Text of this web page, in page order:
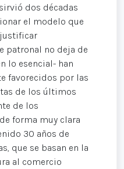
dos décadas
el modelo que
patronal no deja de
lo esencial- han
favorecidos por las
de los últimos
de los
forma muy clara
30 años de
que se basan en la
al comercio